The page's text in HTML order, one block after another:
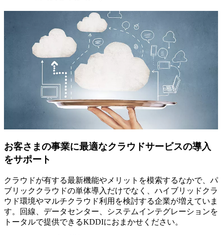
お客さまの事業に最適なクラウドサービスの導入
をサポート
クラウドが有する最新機能やメリットを模索するなかで、パ
ブリッククラウドの単体導入だけでなく、ハイブリッドクラ
ウド環境やマルチクラウド利用を検討する企業が増えていま
す。回線、データセンター、システムインテグレーションを
トータルで提供できるKDDIにおまかせください。